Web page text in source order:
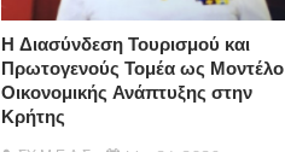
Η Διασύνδεση Τουρισμού και
Πρωτογενούς Τομέα ως Μοντέλο
Οικονομικής Ανάπτυξης στην
Κρήτης